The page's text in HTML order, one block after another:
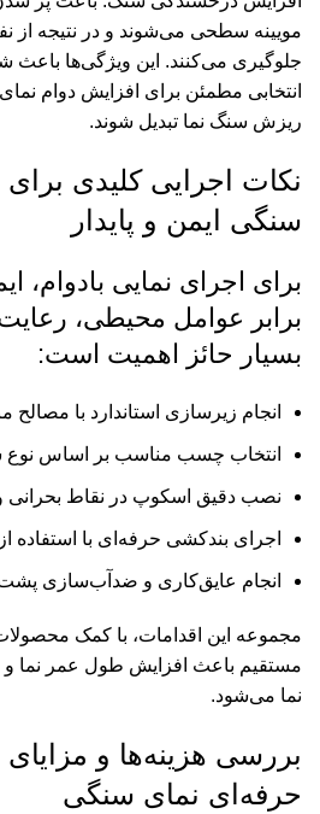
مویینه سطحی می‌شوند و در نتیجه از
جلوگیری می‌کنند. این ویژگی‌ها باعث
انتخابی مطمئن برای افزایش دوام
ریزش سنگ نما تبدیل شوند.
نکات اجرایی کلیدی
سنگی ایمن و پایدار
برای اجرای نمایی بادوام،
برابر عوامل محیطی،
بسیار حائز اهمیت است:
انجام زیرسازی استاندارد با مصالح
انتخاب چسب مناسب بر اساس نوع
نصب دقیق اسکوپ در نقاط
اجرای بندکشی حرفه‌ای با
انجام عایق‌کاری و ضدآب‌سازی
مجموعه این اقدامات، با کمک
مستقیم باعث افزایش طول عمر نما
نما می‌شود.
بررسی هزینه‌ها و
حرفه‌ای نمای سنگی